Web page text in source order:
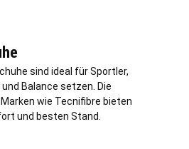
sind ideal für Sportler,
Balance setzen. Die
wie Tecnifibre bieten
und besten Stand.